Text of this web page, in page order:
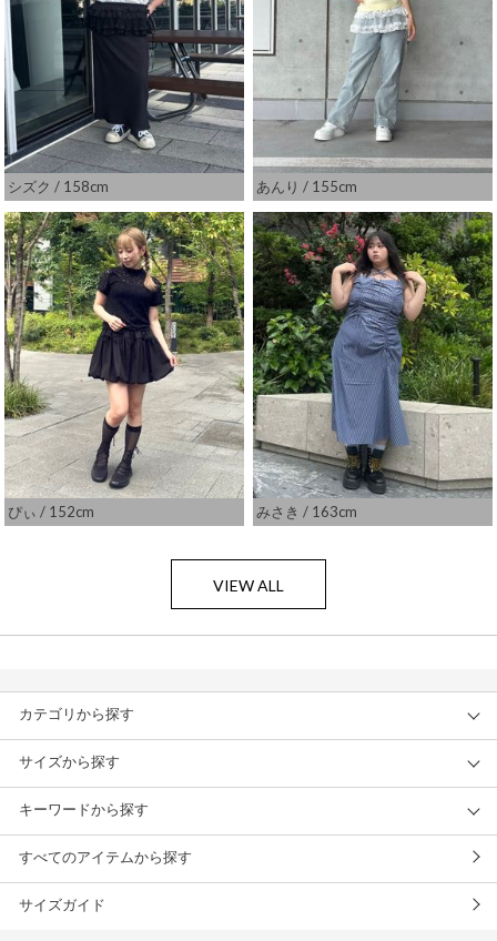
シズク / 158cm あんり / 155cm
ぴぃ / 152cm みさき / 163cm
VIEW ALL
カテゴリから探す
サイズから探す
キーワードから探す
すべてのアイテムから探す
サイズガイド